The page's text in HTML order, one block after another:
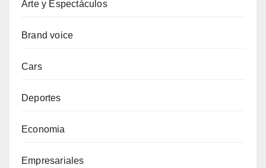
Arte y Espectáculos
Brand voice
Cars
Deportes
Economia
Empresariales